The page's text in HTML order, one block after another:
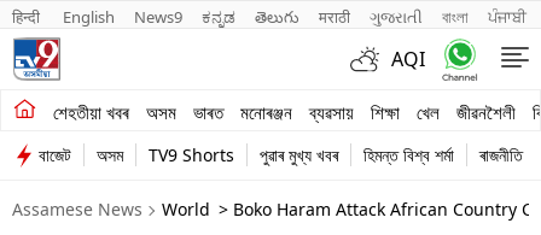
हिन्दी English News9 ಕನ್ನಡ తెలుగు मराठी ગુજરાતી বাংলা ਪੰਜਾਬੀ
AQI
শেহতীয়া খবৰ অসম ভাৰত মনোৰঞ্জন ব্যৱসায় শিক্ষা খেল জীৱনশৈলী
শেহতীয়া খবৰ
অসম
ভাৰত
বাজেট অসম TV9 Shorts পুৱাৰ মুখ্য খবৰ হিমন্ত বিশ্ব শৰ্মা ৰাজনীতি
Assamese News World > Boko Haram Attack African Country